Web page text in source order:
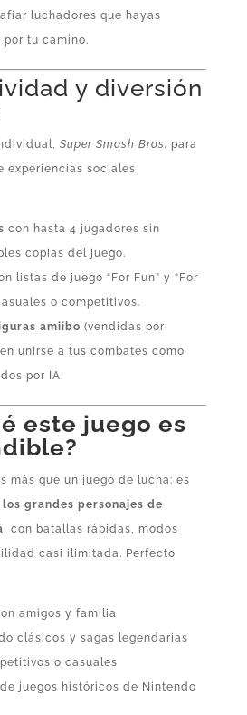
luchadores que hayas
tu camino.
y diversión
Super Smash Bros. para
experiencias sociales
con hasta 4 jugadores sin
copias del juego.
listas de juego “For Fun” y “For
o competitivos.
amiibo (vendidas por
unirse a tus combates como
por IA.
este juego es
más que un juego de lucha: es
grandes personajes de
, con batallas rápidas, modos
casi ilimitada. Perfecto
amigos y familia
clásicos y sagas legendarias
o casuales
juegos históricos de Nintendo